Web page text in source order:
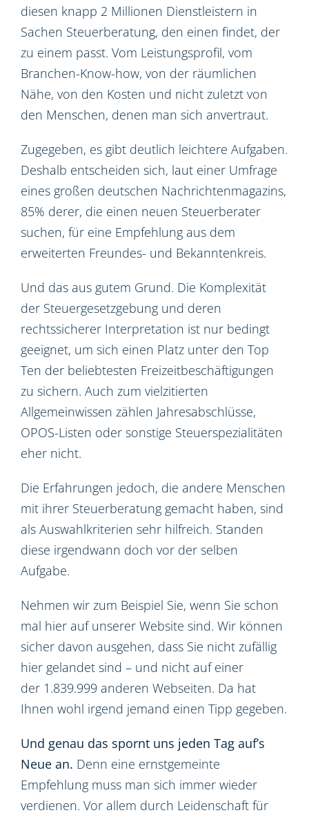
diesen knapp 2 Millionen Dienstleistern in
Sachen Steuerberatung, den einen findet, der
zu einem passt. Vom Leistungsprofil, vom
Branchen-Know-how, von der räumlichen
Nähe, von den Kosten und nicht zuletzt von
den Menschen, denen man sich anvertraut.
Zugegeben, es gibt deutlich leichtere Aufgaben.
Deshalb entscheiden sich, laut einer Umfrage
eines großen deutschen Nachrichtenmagazins,
85% derer, die einen neuen Steuerberater
suchen, für eine Empfehlung aus dem
erweiterten Freundes- und Bekanntenkreis.
Und das aus gutem Grund. Die Komplexität
der Steuergesetzgebung und deren
rechtssicherer Interpretation ist nur bedingt
geeignet, um sich einen Platz unter den Top
Ten der beliebtesten Freizeitbeschäftigungen
zu sichern. Auch zum vielzitierten
Allgemeinwissen zählen Jahresabschlüsse,
OPOS-Listen oder sonstige Steuerspezialitäten
eher nicht.
Die Erfahrungen jedoch, die andere Menschen
mit ihrer Steuerberatung gemacht haben, sind
als Auswahlkriterien sehr hilfreich. Standen
diese irgendwann doch vor der selben
Aufgabe.
Nehmen wir zum Beispiel Sie, wenn Sie schon
mal hier auf unserer Website sind. Wir können
sicher davon ausgehen, dass Sie nicht zufällig
hier gelandet sind – und nicht auf einer
der 1.839.999 anderen Webseiten. Da hat
Ihnen wohl irgend jemand einen Tipp gegeben.
Und genau das spornt uns jeden Tag auf’s
Neue an. Denn eine ernstgemeinte
Empfehlung muss man sich immer wieder
verdienen. Vor allem durch Leidenschaft für